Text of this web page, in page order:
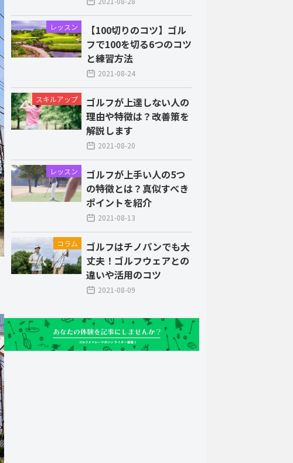
レッスン
【100切りのコツ】ゴル
フで100を切る6つのコツ
と練習方法
2021-08-24
スキルアップ
ゴルフが上達しない人の
理由や特徴は？改善策を
解説します
2021-08-20
レッスン
ゴルフが上手い人の5つ
の特徴とは？真似すべき
ポイントを紹介
2021-08-13
コラム
ゴルフはチノパンでも大
丈夫！ゴルフウェアとの
違いや活用のコツ
2021-08-09